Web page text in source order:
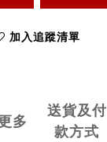
加入追蹤清單
多
送貨及付
款方式